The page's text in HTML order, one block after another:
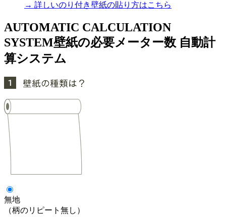
→ 詳しいのり付き壁紙の貼り方はこちら
AUTOMATIC CALCULATION
SYSTEM壁紙の必要メーター数 自動計
算システム
無地
（柄のリピート無し）